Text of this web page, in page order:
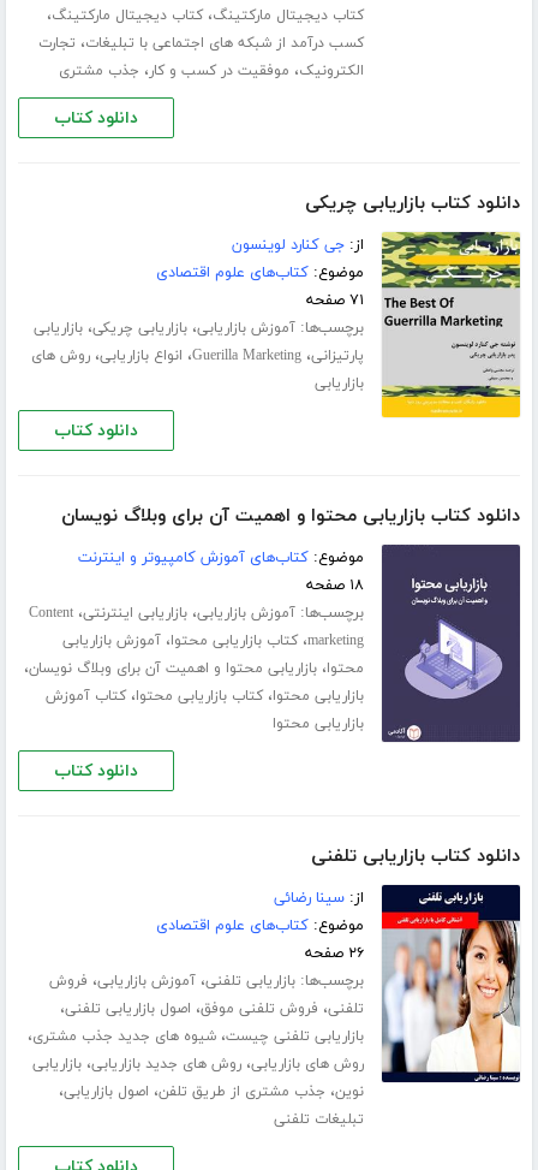
کتاب دیجیتال مارکتینگ،کتاب دیجیتال مارکتینگ،
کسب درآمد از شبکه های اجتماعی با تبلیغات، تجارت
الکترونیک، موفقیت در کسب و کار، جذب مشتری
دانلود کتاب
دانلود کتاب بازاریابی چریکی
از:جی کنارد لوینسون
موضوع:کتاب‌های علوم اقتصادی
۷۱ صفحه
برچسب‌ها:آموزش بازاریابی،بازاریابی چریکی،بازاریابی
پارتیزانی،Guerilla Marketing، انواع بازاریابی،روش های
بازاریابی
دانلود کتاب
دانلود کتاب بازاریابی محتوا و اهمیت آن برای وبلاگ نویسان
موضوع:کتاب‌های آموزش کامپیوتر و اینترنت
۱۸ صفحه
برچسب‌ها:آموزش بازاریابی،بازاریابی اینترنتی،Content
marketing،کتاب بازاریابی محتوا،آموزش بازاریابی
محتوا،بازاریابی محتوا و اهمیت آن برای وبلاگ نویسان،
بازاریابی محتوا،کتاب بازاریابی محتوا،کتاب آموزش
بازاریابی محتوا
دانلود کتاب
دانلود کتاب بازاریابی تلفنی
از:سینا رضائی
موضوع:کتاب‌های علوم اقتصادی
۲۶ صفحه
برچسب‌ها:بازاریابی تلفنی،آموزش بازاریابی، فروش
تلفنی، فروش تلفنی موفق، اصول بازاریابی تلفنی،
بازاریابی تلفنی چیست،شیوه های جدید جذب مشتری،
روش های بازاریابی،روش های جدید بازاریابی،بازاریابی
نوین، جذب مشتری از طریق تلفن، اصول بازاریابی،
تبلیغات تلفنی